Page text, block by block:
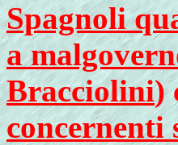
Spagnoli
a
Bracciolini)